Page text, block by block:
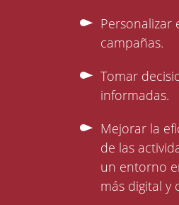
Personalizar
campañas.
Tomar
informadas.
Mejorar la
de las
un entorno
más digital y